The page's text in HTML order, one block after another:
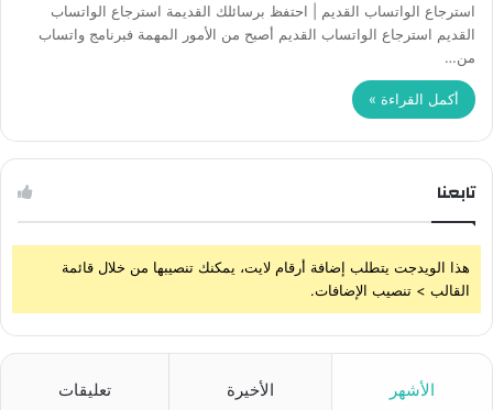
استرجاع الواتساب القديم | احتفظ برسائلك القديمة استرجاع الواتساب
القديم استرجاع الواتساب القديم أصبح من الأمور المهمة فبرنامج واتساب
من…
أكمل القراءة »
تابعنا
هذا الويدجت يتطلب إضافة أرقام لايت، يمكنك تنصيبها من خلال قائمة
القالب > تنصيب الإضافات.
الأشهر الأخيرة تعليقات